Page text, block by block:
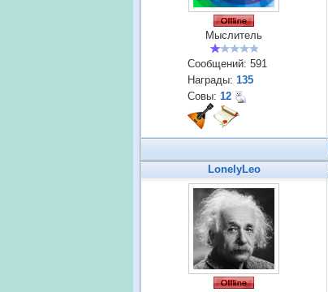
Мыслитель
Сообщений: 591
Награды: 135
Совы: 12
LonelyLeo